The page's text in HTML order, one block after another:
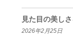
見た目の美し
2026年2月25日